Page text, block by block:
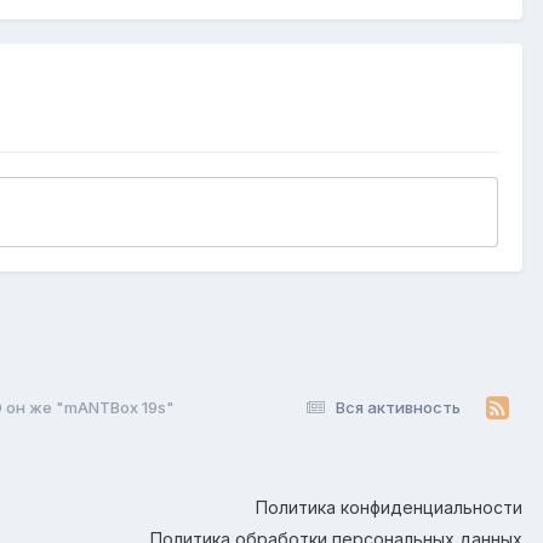
Вся активность
он же "mANTBox 19s"
Политика конфиденциальности
Политика обработки персональных данных